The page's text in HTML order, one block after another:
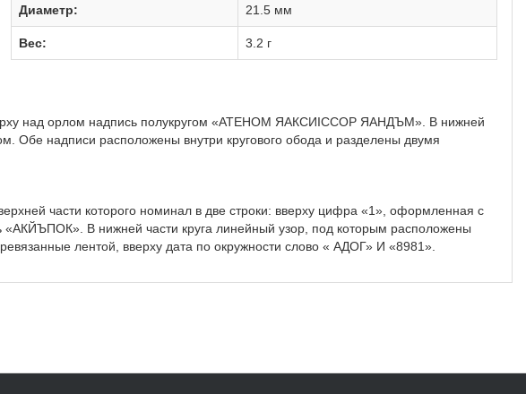
Диаметр: 21.5 мм
Вес: 3.2 г
над орлом надпись полукругом «АТЕНОМ ЯАКСИIССОР ЯАНДЪМ». В нижней
Обе надписи расположены внутри кругового обода и разделены двумя
части которого номинал в две строки: вверху цифра «1», оформленная с
«АКЙЪПОК». В нижней части круга линейный узор, под которым расположены
лентой, вверху дата по окружности слово « АДОГ» И «8981».